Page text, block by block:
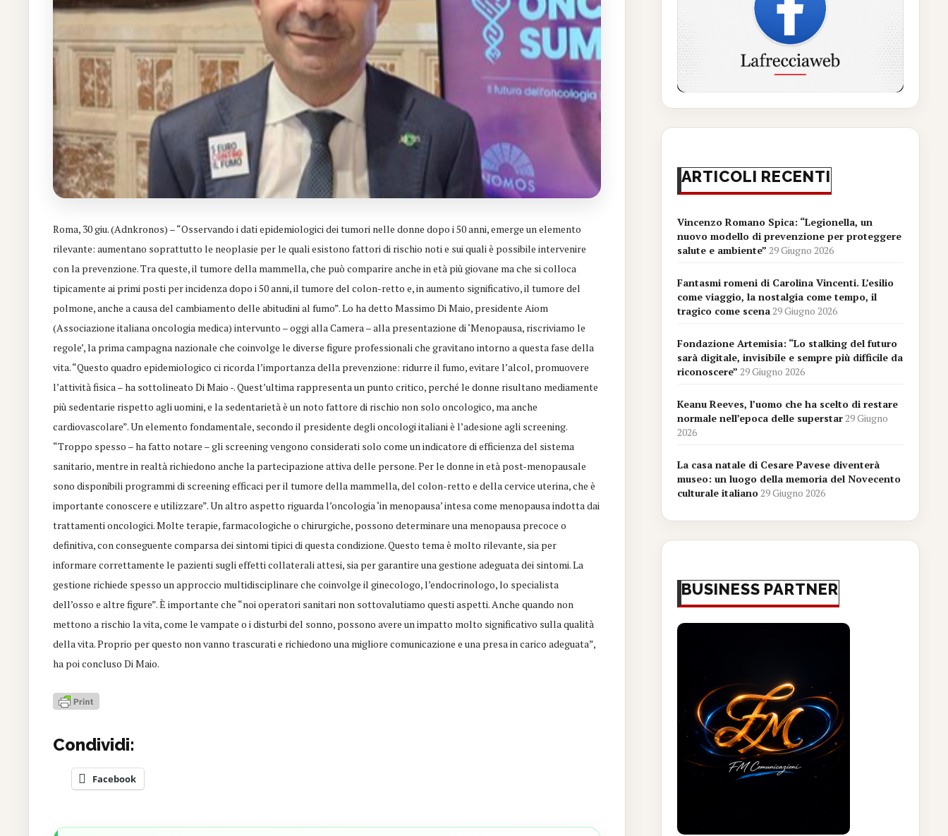
Roma, 30 giu. (Adnkronos) – “Osservando i dati epidemiologici dei tumori nelle donne dopo i 50 anni, emerge un elemento
rilevante: aumentano soprattutto le neoplasie per le quali esistono fattori di rischio noti e sui quali è possibile intervenire
con la prevenzione. Tra queste, il tumore della mammella, che può comparire anche in età più giovane ma che si colloca
tipicamente ai primi posti per incidenza dopo i 50 anni, il tumore del colon-retto e, in aumento significativo, il tumore del
polmone, anche a causa del cambiamento delle abitudini al fumo”. Lo ha detto Massimo Di Maio, presidente Aiom
(Associazione italiana oncologia medica) intervunto – oggi alla Camera – alla presentazione di ‘Menopausa, riscriviamo le
regole’, la prima campagna nazionale che coinvolge le diverse figure professionali che gravitano intorno a questa fase della
vita. “Questo quadro epidemiologico ci ricorda l’importanza della prevenzione: ridurre il fumo, evitare l’alcol, promuovere
l’attività fisica – ha sottolineato Di Maio -. Quest’ultima rappresenta un punto critico, perché le donne risultano mediamente
più sedentarie rispetto agli uomini, e la sedentarietà è un noto fattore di rischio non solo oncologico, ma anche
cardiovascolare”. Un elemento fondamentale, secondo il presidente degli oncologi italiani è l’adesione agli screening.
“Troppo spesso – ha fatto notare – gli screening vengono considerati solo come un indicatore di efficienza del sistema
sanitario, mentre in realtà richiedono anche la partecipazione attiva delle persone. Per le donne in età post-menopausale
sono disponibili programmi di screening efficaci per il tumore della mammella, del colon-retto e della cervice uterina, che è
importante conoscere e utilizzare”. Un altro aspetto riguarda l’oncologia ‘in menopausa’ intesa come menopausa indotta dai
trattamenti oncologici. Molte terapie, farmacologiche o chirurgiche, possono determinare una menopausa precoce o
definitiva, con conseguente comparsa dei sintomi tipici di questa condizione. Questo tema è molto rilevante, sia per
informare correttamente le pazienti sugli effetti collaterali attesi, sia per garantire una gestione adeguata dei sintomi. La
gestione richiede spesso un approccio multidisciplinare che coinvolge il ginecologo, l’endocrinologo, lo specialista
dell’osso e altre figure”. È importante che “noi operatori sanitari non sottovalutiamo questi aspetti. Anche quando non
mettono a rischio la vita, come le vampate o i disturbi del sonno, possono avere un impatto molto significativo sulla qualità
della vita. Proprio per questo non vanno trascurati e richiedono una migliore comunicazione e una presa in carico adeguata”,
ha poi concluso Di Maio.
Condividi:
Facebook
ARTICOLI RECENTI
Vincenzo Romano Spica: “Legionella, un
nuovo modello di prevenzione per proteggere
salute e ambiente” 29 Giugno 2026
Fantasmi romeni di Carolina Vincenti. L’esilio
come viaggio, la nostalgia come tempo, il
tragico come scena29 Giugno 2026
Fondazione Artemisia: “Lo stalking del futuro
sarà digitale, invisibile e sempre più difficile da
riconoscere” 29 Giugno 2026
Keanu Reeves, l’uomo che ha scelto di restare
normale nell’epoca delle superstar29 Giugno
2026
La casa natale di Cesare Pavese diventerà
museo: un luogo della memoria del Novecento
culturale italiano29 Giugno 2026
BUSINESS PARTNER